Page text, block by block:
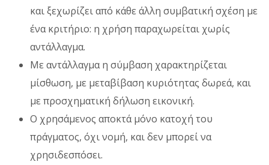
και ξεχωρίζει από κάθε άλλη συμβατική σχέση με
ένα κριτήριο: η χρήση παραχωρείται χωρίς
αντάλλαγμα.
Με αντάλλαγμα η σύμβαση χαρακτηρίζεται
μίσθωση, με μεταβίβαση κυριότητας δωρεά, και
με προσχηματική δήλωση εικονική.
Ο χρησάμενος αποκτά μόνο κατοχή του
πράγματος, όχι νομή, και δεν μπορεί να
χρησιδεσπόσει.